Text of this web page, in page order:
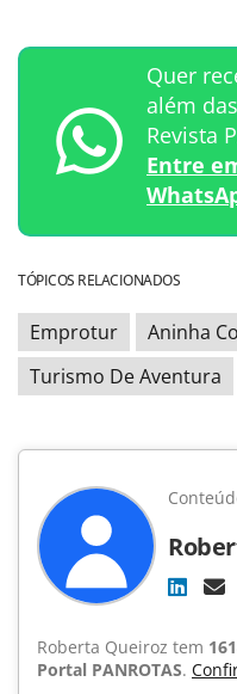
Quer
além
Revista
Entre
TÓPICOS RELACIONADOS
Emprotur Aninha
Turismo De Aventura
Roberta Queiroz tem
Portal PANROTAS.